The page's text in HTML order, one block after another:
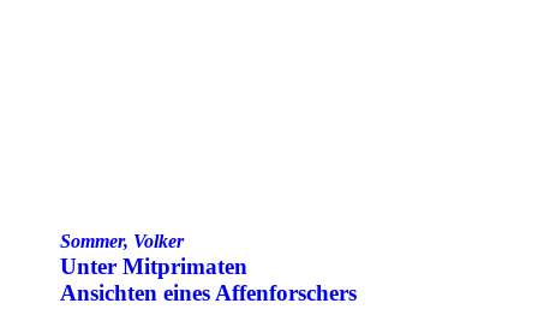
Sommer, Volker
Unter Mit­primaten
Ansichten eines Affen­forschers